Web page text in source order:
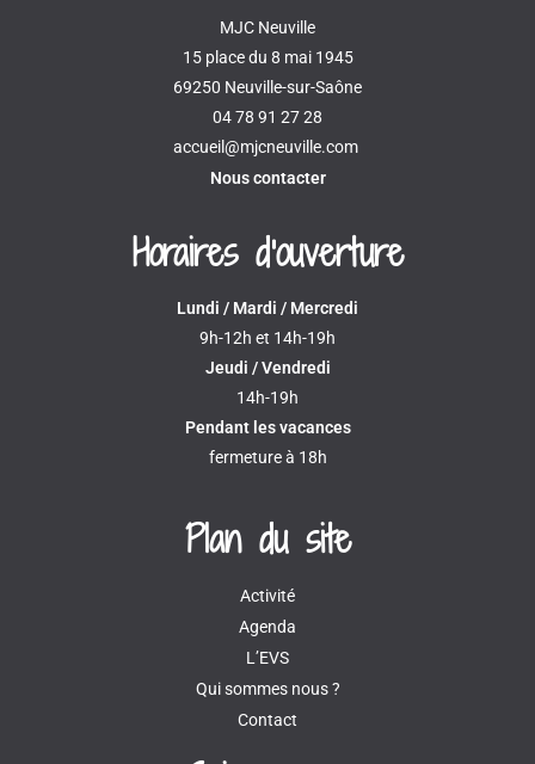
MJC Neuville
15 place du 8 mai 1945
69250 Neuville-sur-Saône
04 78 91 27 28
accueil@mjcneuville.com
Nous contacter
Horaires d'ouverture
Lundi / Mardi / Mercredi
9h-12h et 14h-19h
Jeudi / Vendredi
14h-19h
Pendant les vacances
fermeture à 18h
Plan du site
Activité
Agenda
L’EVS
Qui sommes nous ?
Contact